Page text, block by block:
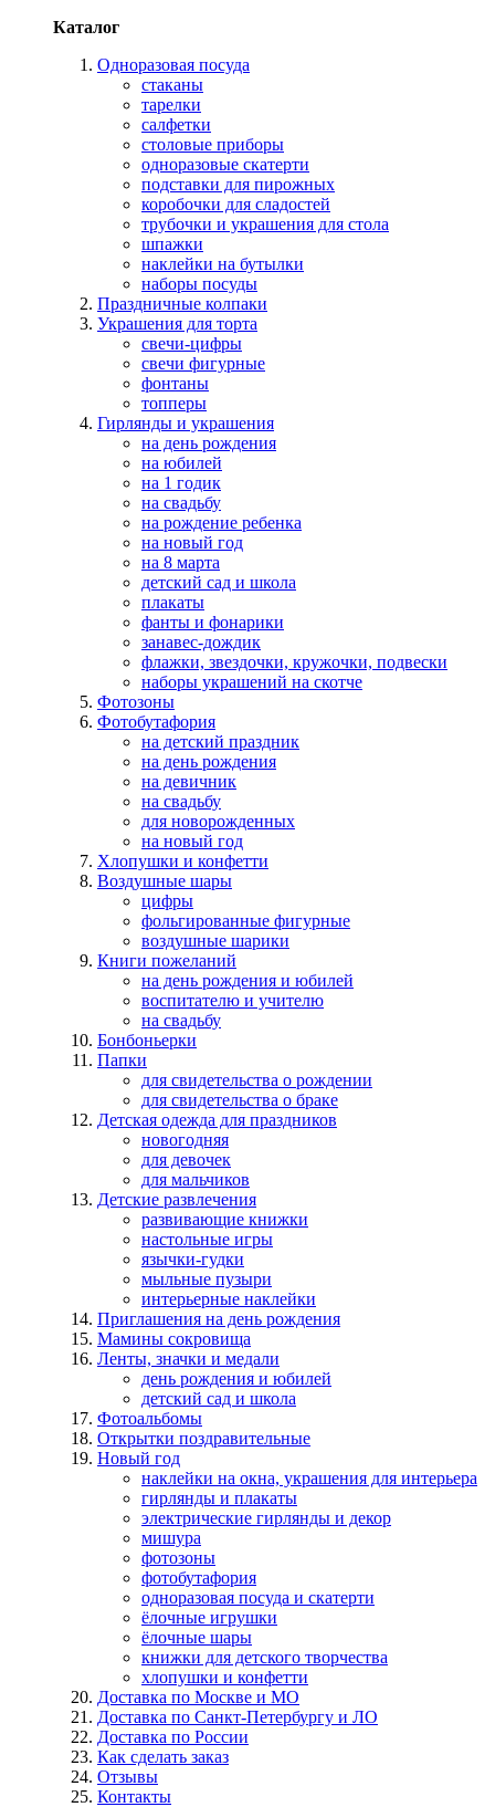
Каталог
Одноразовая посуда
стаканы
тарелки
салфетки
столовые приборы
одноразовые скатерти
подставки для пирожных
коробочки для сладостей
трубочки и украшения для стола
шпажки
наклейки на бутылки
наборы посуды
Праздничные колпаки
Украшения для торта
свечи-цифры
свечи фигурные
фонтаны
топперы
Гирлянды и украшения
на день рождения
на юбилей
на 1 годик
на свадьбу
на рождение ребенка
на новый год
на 8 марта
детский сад и школа
плакаты
фанты и фонарики
занавес-дождик
флажки, звездочки, кружочки, подвески
наборы украшений на скотче
Фотозоны
Фотобутафория
на детский праздник
на день рождения
на девичник
на свадьбу
для новорожденных
на новый год
Хлопушки и конфетти
Воздушные шары
цифры
фольгированные фигурные
воздушные шарики
Книги пожеланий
на день рождения и юбилей
воспитателю и учителю
на свадьбу
Бонбоньерки
Папки
для свидетельства о рождении
для свидетельства о браке
Детская одежда для праздников
новогодняя
для девочек
для мальчиков
Детские развлечения
развивающие книжки
настольные игры
язычки-гудки
мыльные пузыри
интерьерные наклейки
Приглашения на день рождения
Мамины сокровища
Ленты, значки и медали
день рождения и юбилей
детский сад и школа
Фотоальбомы
Открытки поздравительные
Новый год
наклейки на окна, украшения для интерьера
гирлянды и плакаты
электрические гирлянды и декор
мишура
фотозоны
фотобутафория
одноразовая посуда и скатерти
ёлочные игрушки
ёлочные шары
книжки для детского творчества
хлопушки и конфетти
Доставка по Москве и МО
Доставка по Санкт-Петербургу и ЛО
Доставка по России
Как сделать заказ
Отзывы
Контакты